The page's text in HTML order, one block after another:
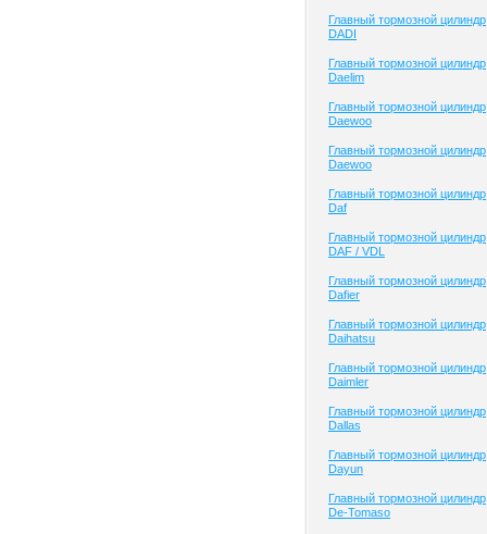
Главный тормозной цилиндр
DADI
Главный тормозной цилиндр
Daelim
Главный тормозной цилиндр
Daewoo
Главный тормозной цилиндр
Daewoo
Главный тормозной цилиндр
Daf
Главный тормозной цилиндр
DAF / VDL
Главный тормозной цилиндр
Dafier
Главный тормозной цилиндр
Daihatsu
Главный тормозной цилиндр
Daimler
Главный тормозной цилиндр
Dallas
Главный тормозной цилиндр
Dayun
Главный тормозной цилиндр
De-Tomaso